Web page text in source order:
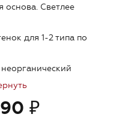
50-92
основа. Cветлее
для 1-2 типа по
орех №1,
₽